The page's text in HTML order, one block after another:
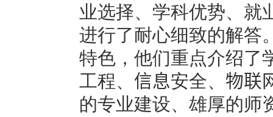
业选择、学科优势、就
进行了耐心细致的解答
特色，他们重点介绍了
工程、 信息安全、 物联
的专业建设、雄厚的师